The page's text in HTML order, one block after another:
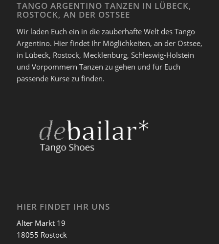
TANGO ARGENTINO TANZEN IN LÜBECK,
ROSTOCK, AN DER OSTSEE
Wir laden Euch ein in die zauberhafte Welt des Tango
Argentino. Hier findet Ihr Möglichkeiten, an der Ostsee,
in Lübeck, Rostock, Mecklenburg, Schleswig-Holstein
und Vorpommern Tanzen zu gehen und für Euch
passende Kurse zu finden.
HIER FINDET IHR UNS
Alter Markt 19
18055 Rostock